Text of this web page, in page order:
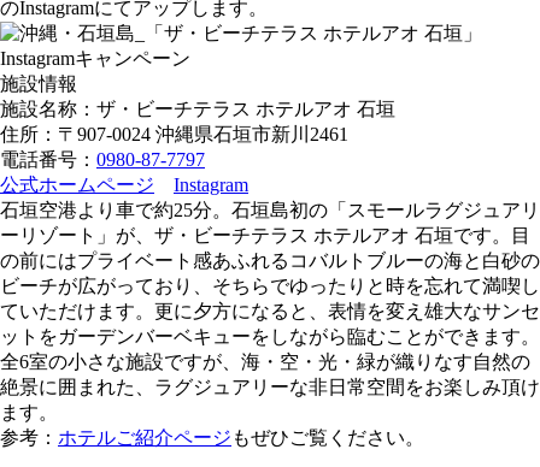
のInstagramにてアップします。
施設情報
施設名称：ザ・ビーチテラス ホテルアオ 石垣
住所：〒907-0024 沖縄県石垣市新川2461
電話番号： 0980-87-7797
公式ホームページ
Instagram
石垣空港より車で約25分。石垣島初の「スモールラグジュアリ
ーリゾート」が、ザ・ビーチテラス ホテルアオ 石垣です。目
の前にはプライベート感あふれるコバルトブルーの海と白砂の
ビーチが広がっており、そちらでゆったりと時を忘れて満喫し
ていただけます。更に夕方になると、表情を変え雄大なサンセ
ットをガーデンバーベキューをしながら臨むことができます。
全6室の小さな施設ですが、海・空・光・緑が織りなす自然の
絶景に囲まれた、ラグジュアリーな非日常空間をお楽しみ頂け
ます。
参考： ホテルご紹介ページ もぜひご覧ください。